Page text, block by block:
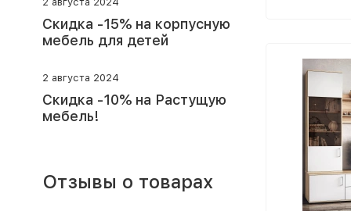
Скидка -15% на корпусную
мебель для детей
2 августа 2024
Скидка -10% на Растущую
мебель!
Отзывы о товарах